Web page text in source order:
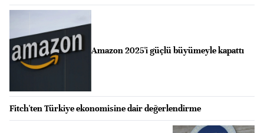
Amazon 2025'i güçlü büyümeyle kapattı
Fitch'ten Türkiye ekonomisine dair değerlendirme